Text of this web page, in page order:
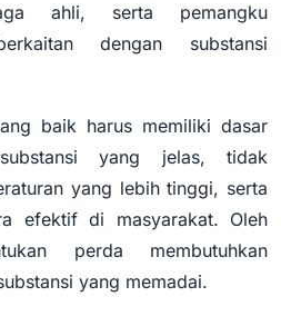
ahli, serta pemangku
dengan substansi
baik harus memiliki dasar
yang jelas, tidak
yang lebih tinggi, serta
efektif di masyarakat. Oleh
perda membutuhkan
yang memadai.